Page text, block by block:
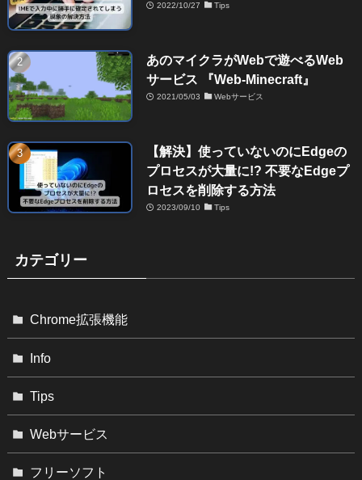
2022/10/27 Tips
あのマイクラがWebで遊べるWeb
サービス 『Web-Minecraft』
2021/05/03 Webサービス
【解決】使っていないのにEdgeの
プロセスが大量に!? 不要なEdgeプ
ロセスを削除する方法
2023/09/10 Tips
カテゴリー
Chrome拡張機能
Info
Tips
Webサービス
フリーソフト